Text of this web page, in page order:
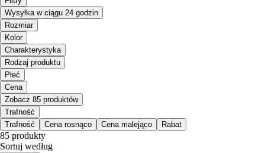
Wysyłka w ciągu 24 godzin
Rozmiar
Kolor
Charakterystyka
Rodzaj produktu
Płeć
Cena
Zobacz 85 produktów
Trafność
Trafność
Cena rosnąco Cena malejąco Rabat
85 produkty
Sortuj według